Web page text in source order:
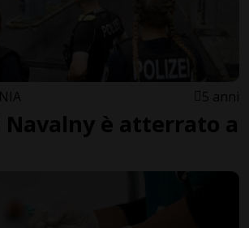
5 anni
Navalny è atterrato a